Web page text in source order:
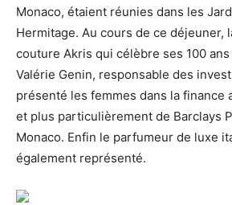
Monaco, étaient réunies dans les
Hermitage. Au cours de ce déjeuner,
couture Akris qui célèbre ses 100
Valérie Genin, responsable des
présenté les femmes dans la finance
et plus particulièrement de Barclays
Monaco. Enfin le parfumeur de luxe
également représenté.